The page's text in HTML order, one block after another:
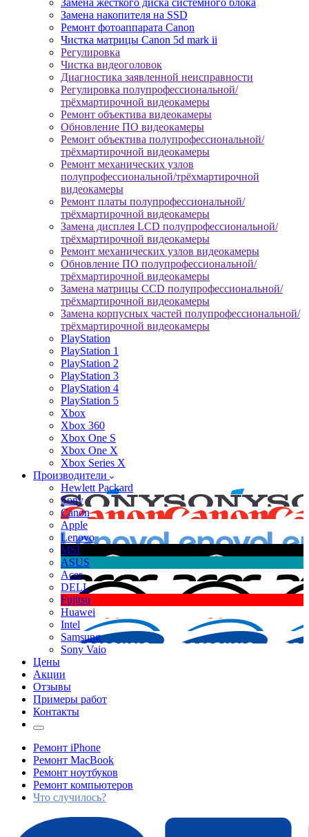
Замена жесткого диска системного блока
Замена накопителя на SSD
Ремонт фотоаппарата Canon
Чистка матрицы Canon 5d mark ii
Регулировка
Чистка видеоголовок
Диагностика заявленной неисправности
Регулировка полупрофессиональной/
трёхмартирочной видеокамеры
Ремонт объектива видеокамеры
Обновление ПО видеокамеры
Ремонт объектива полупрофессиональной/
трёхмартирочной видеокамеры
Ремонт механических узлов
полупрофессиональной/трёхмартирочной
видеокамеры
Ремонт платы полупрофессиональной/
трёхмартирочной видеокамеры
Замена дисплея LCD полупрофессиональной/
трёхмартирочной видеокамеры
Ремонт механических узлов видеокамеры
Обновление ПО полупрофессиональной/
трёхмартирочной видеокамеры
Замена матрицы CCD полупрофессиональной/
трёхмартирочной видеокамеры
Замена корпусных частей полупрофессиональной/
трёхмартирочной видеокамеры
PlayStation
PlayStation 1
PlayStation 2
PlayStation 3
PlayStation 4
PlayStation 5
Xbox
Xbox 360
Xbox One S
Xbox One X
Xbox Series X
Производители
Hewlett Packard
Sony
Canon
Apple
Lenovo
MSI
ASUS
Acer
DELL
Fujitsu
Huawei
Intel
Samsung
Sony Vaio
Цены
Акции
Отзывы
Примеры работ
Контакты
Ремонт iPhone
Ремонт MacBook
Ремонт ноутбуков
Ремонт компьютеров
Что случилось?